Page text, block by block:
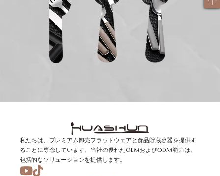
私たちは、プレミアム卸売フラットウェアと食品貯蔵容器を提供す
ることに専念しています。当社の優れたOEMおよびODM能力は、
包括的なソリューションを提供します。